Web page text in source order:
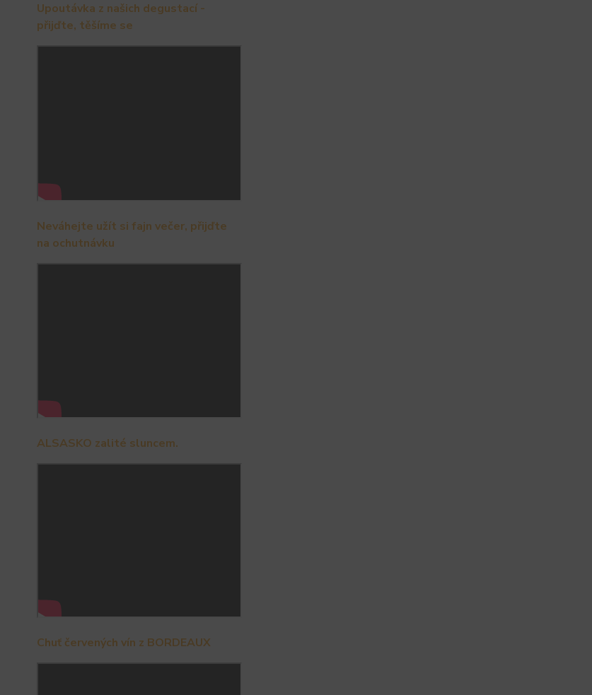
Upoutávka z našich degustací -
přijďte, těšíme se
Neváhejte užít si fajn večer, přijďte
na ochutnávku
ALSASKO zalité sluncem.
Chuť červených vín z BORDEAUX